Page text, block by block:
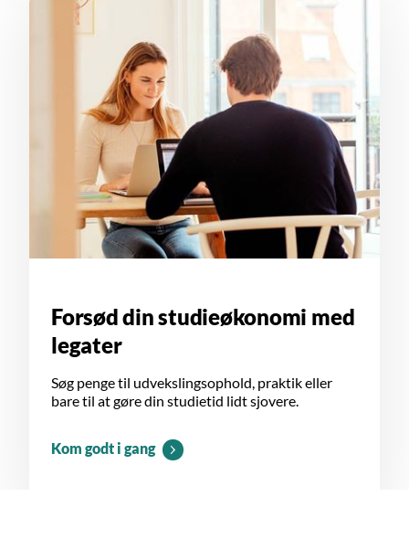
Forsød din studieøkonomi med
legater
Søg penge til udvekslingsophold, praktik eller
bare til at gøre din studietid lidt sjovere.
Kom godt i gang